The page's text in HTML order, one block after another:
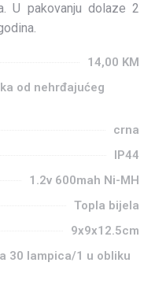
U pakovanju dolaze 2
14,00 KM
od nehrđajućeg
crna
IP44
1.2v 600mah Ni-MH
Topla bijela
9x9x12.5cm
30 lampica/1 u obliku